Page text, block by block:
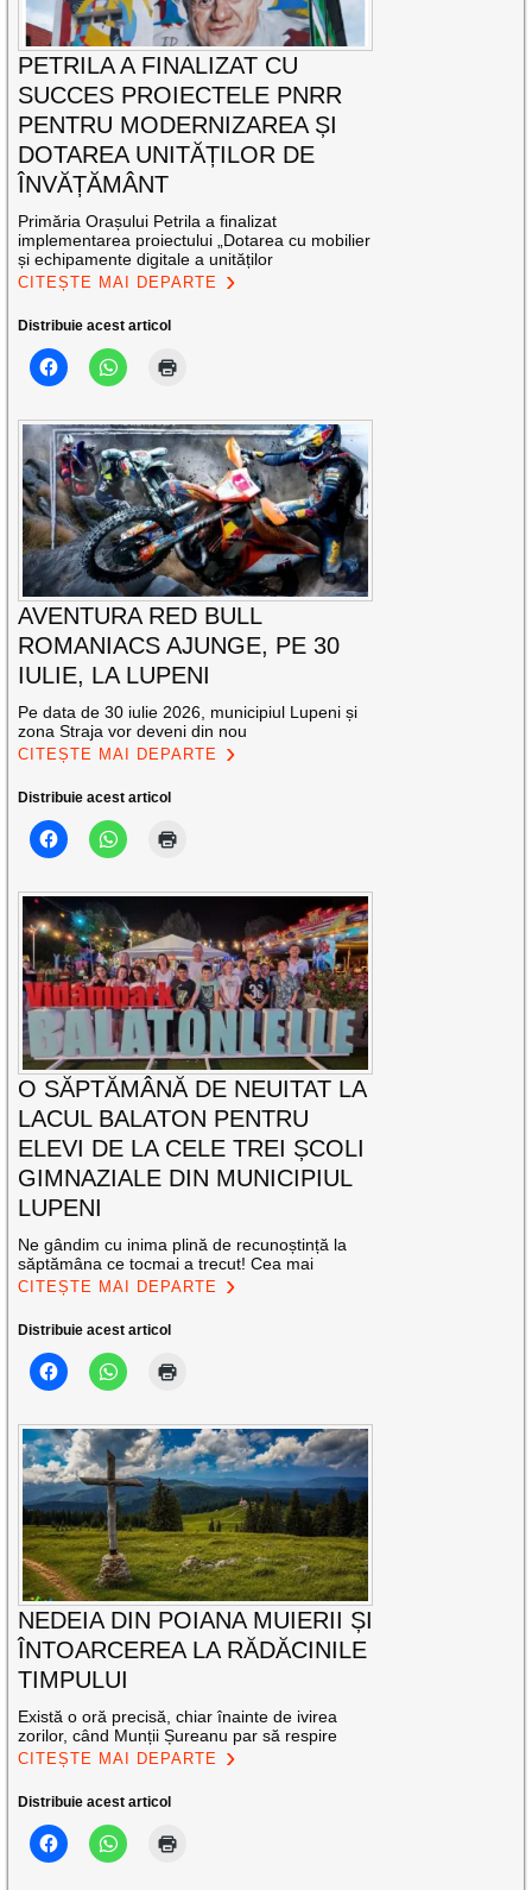
PETRILA A FINALIZAT CU
SUCCES PROIECTELE PNRR
PENTRU MODERNIZAREA ȘI
DOTAREA UNITĂȚILOR DE
ÎNVĂȚĂMÂNT
Primăria Orașului Petrila a finalizat
implementarea proiectului „Dotarea cu mobilier
și echipamente digitale a unităților
CITEȘTE MAI DEPARTE
Distribuie acest articol
AVENTURA RED BULL
ROMANIACS AJUNGE, PE 30
IULIE, LA LUPENI
Pe data de 30 iulie 2026, municipiul Lupeni și
zona Straja vor deveni din nou
CITEȘTE MAI DEPARTE
Distribuie acest articol
O SĂPTĂMÂNĂ DE NEUITAT LA
LACUL BALATON PENTRU
ELEVI DE LA CELE TREI ȘCOLI
GIMNAZIALE DIN MUNICIPIUL
LUPENI
Ne gândim cu inima plină de recunoștință la
săptămâna ce tocmai a trecut! Cea mai
CITEȘTE MAI DEPARTE
Distribuie acest articol
NEDEIA DIN POIANA MUIERII ȘI
ÎNTOARCEREA LA RĂDĂCINILE
TIMPULUI
Există o oră precisă, chiar înainte de ivirea
zorilor, când Munții Șureanu par să respire
CITEȘTE MAI DEPARTE
Distribuie acest articol